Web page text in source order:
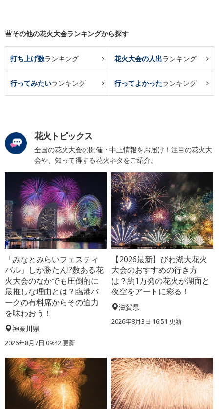
その他の花火大会ランキングから探す
打ち上げ数ランキング 花火大会の人出ランキング
行ってみたいランキング 行ってよかったランキング
花火トピックス
全国の花火大会の開催・中止情報をお届け！注目の花火大
会や、知って得する花火ネタをご紹介。
「みなとみらいフェスティ
バル」しか勝たん!?数ある花
火大会のなかでも圧倒的に
最推しな理由とは？臨港パ
ークの有料席からその迫力
を味わおう！
神奈川県
2026年8月7日 09:42 更新
【2026最新】びわ湖大花火
大会のおすすめの行き方
は？約1万発の花火が湖面と
夜空をアートに彩る！
滋賀県
2026年8月3日 16:51 更新